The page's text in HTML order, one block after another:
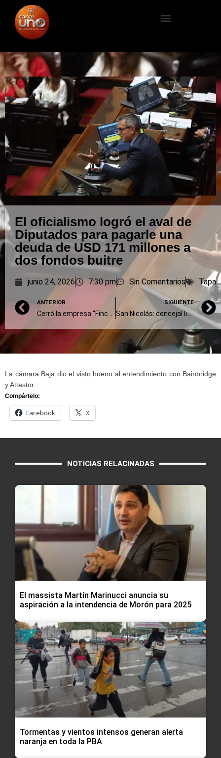
El oficialismo logró el aval de
Diputados para pagarle una
deuda de USD 171 millones a
dos fondos buitre
junio 24, 2026 7:30 pm Sin Comentarios Tapa
ANTERIOR SIGUIENTE
San Nicolás: concejal libertario se fue de viaje y a su regreso, fuera de término, pidió licencia retroactiva
La cámara Baja dio el visto bueno al entendimiento con Bainbridge
y Attestor.
Compártelo:
Facebook X
NOTICIAS RELACINADAS
El massista Martín Marinucci anuncia su
aspiración a la intendencia de Morón para 2025
Tormentas y vientos intensos generan alerta
naranja en toda la PBA